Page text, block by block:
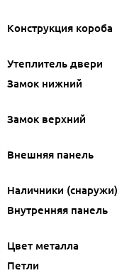
Конструкция короба
Утеплитель двери
Замок нижний
Замок верхний
Внешняя панель
Наличники (снаружи)
Внутренняя панель
Цвет металла
Петли